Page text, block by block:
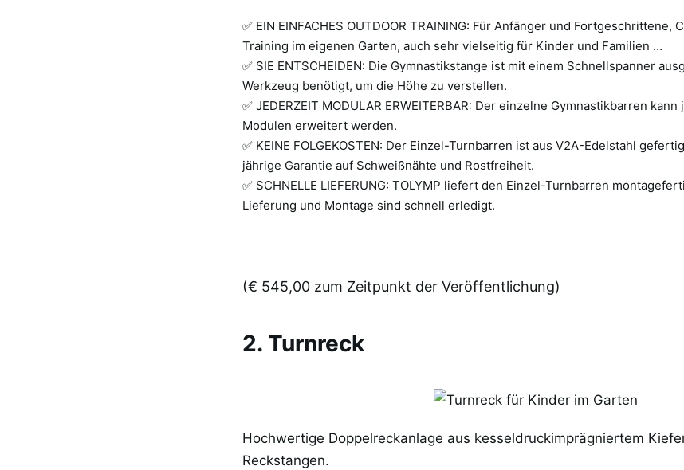
✅ EIN EINFACHES OUTDOOR TRAINING: Für Anfänger und
Training im eigenen Garten, auch sehr vielseitig für Kinder und Familien …
✅ SIE ENTSCHEIDEN: Die Gymnastikstange ist mit einem Schnellspanner
Werkzeug benötigt, um die Höhe zu verstellen.
✅ JEDERZEIT MODULAR ERWEITERBAR: Der einzelne Gymnastikbarren
Modulen erweitert werden.
✅ KEINE FOLGEKOSTEN: Der Einzel-Turnbarren ist aus V2A-Edelstahl
jährige Garantie auf Schweißnähte und Rostfreiheit.
✅ SCHNELLE LIEFERUNG: TOLYMP liefert den Einzel-Turnbarren
Lieferung und Montage sind schnell erledigt.
(€ 545,00 zum Zeitpunkt der Veröffentlichung)
2. Turnreck
Hochwertige Doppelreckanlage aus kesseldruckimprägniertem
Reckstangen.